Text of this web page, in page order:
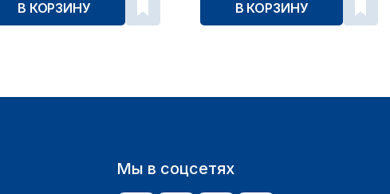
В КОРЗИНУ В КОРЗИНУ
Мы в соцсетях